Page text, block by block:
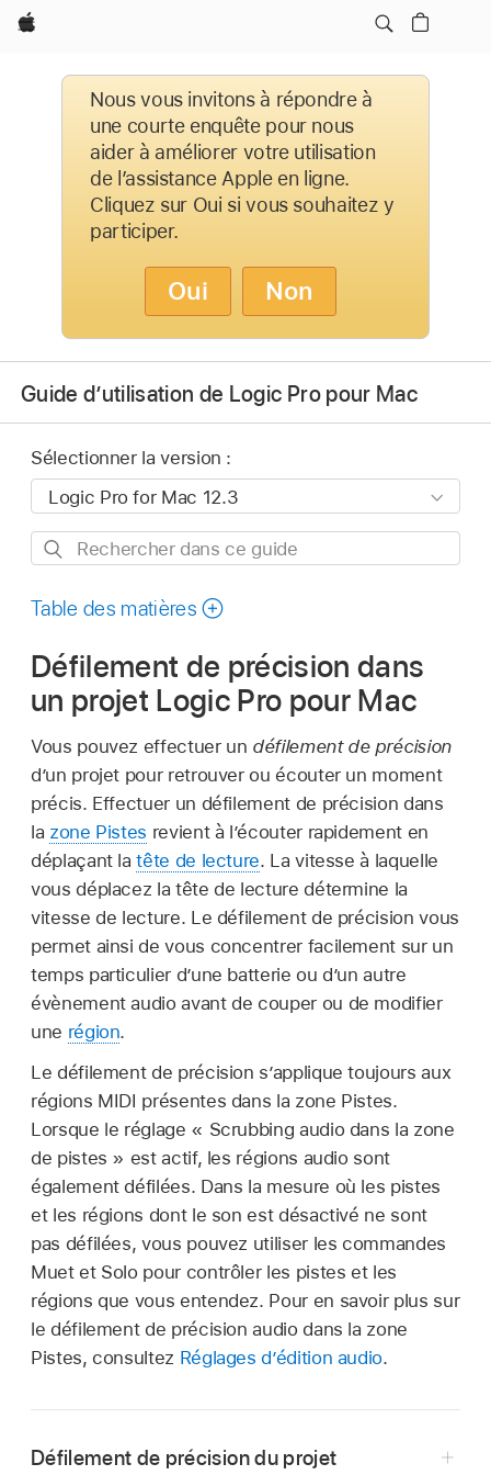
Apple
Nous vous invitons à répondre à
une courte enquête pour nous
aider à améliorer votre utilisation
de l’assistance Apple en ligne.
Cliquez sur Oui si vous souhaitez y
participer.
Oui Non
Guide d’utilisation de Logic Pro pour Mac
Sélectionner la version :
Rechercher
ce
Table des matières
Défilement de précision dans
un projet Logic Pro pour Mac
Vous pouvez effectuer un défilement de précision
d’un projet pour retrouver ou écouter un moment
précis. Effectuer un défilement de précision dans
la zone Pistes revient à l’écouter rapidement en
déplaçant latête de lecture. La vitesse à laquelle
vous déplacez la tête de lecture détermine la
vitesse de lecture. Le défilement de précision vous
permet ainsi de vous concentrer facilement sur un
temps particulier d’une batterie ou d’un autre
évènement audio avant de couper ou de modifier
une région.
Le défilement de précision s’applique toujours aux
régions MIDI présentes dans la zone Pistes.
Lorsque le réglage « Scrubbing audio dans la zone
de pistes » est actif, les régions audio sont
également défilées. Dans la mesure où les pistes
et les régions dont le son est désactivé ne sont
pas défilées, vous pouvez utiliser les commandes
Muet et Solo pour contrôler les pistes et les
régions que vous entendez. Pour en savoir plus sur
le défilement de précision audio dans la zone
Pistes, consultez Réglages d’édition audio.
Défilement de précision du projet